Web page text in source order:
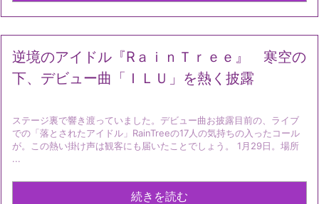
逆境のアイドル『RａｉｎＴｒｅｅ』 寒空の
下、デビュー曲「ＩＬＵ」を熱く披露
ステージ裏で響き渡っていました。デビュー曲お披露目前の、ライブ
での「落とされたアイドル」RainTreeの17人の気持ちの入ったコール
が。この熱い掛け声は観客にも届いたことでしょう。 1月29日。場所
...
続きを読む